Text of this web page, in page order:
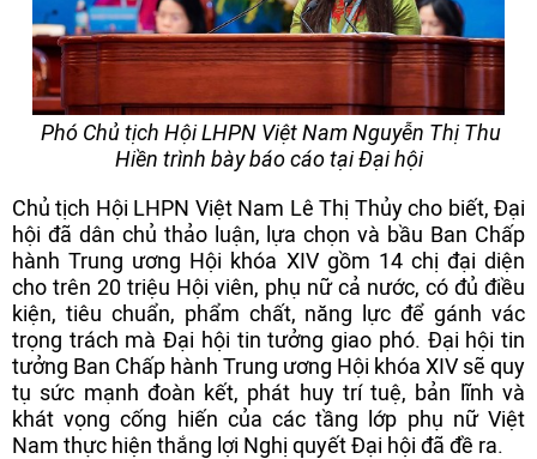
Phó Chủ tịch Hội LHPN Việt Nam Nguyễn Thị Thu
Hiền trình bày báo cáo tại Đại hội
Chủ tịch Hội LHPN Việt Nam Lê Thị Thủy cho biết, Đại
hội đã dân chủ thảo luận, lựa chọn và bầu Ban Chấp
hành Trung ương Hội khóa XIV gồm 14 chị đại diện
cho trên 20 triệu Hội viên, phụ nữ cả nước, có đủ điều
kiện, tiêu chuẩn, phẩm chất, năng lực để gánh vác
trọng trách mà Đại hội tin tưởng giao phó. Đại hội tin
tưởng Ban Chấp hành Trung ương Hội khóa XIV sẽ quy
tụ sức mạnh đoàn kết, phát huy trí tuệ, bản lĩnh và
khát vọng cống hiến của các tầng lớp phụ nữ Việt
Nam thực hiện thắng lợi Nghị quyết Đại hội đã đề ra.